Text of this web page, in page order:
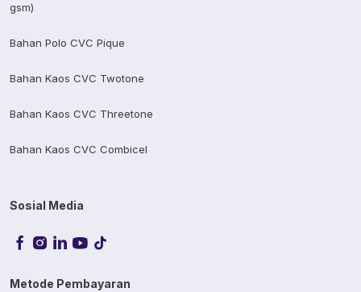
gsm)
Bahan Polo CVC Pique
Bahan Kaos CVC Twotone
Bahan Kaos CVC Threetone
Bahan Kaos CVC Combicel
Sosial Media
Metode Pembayaran